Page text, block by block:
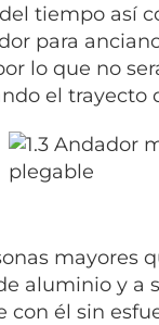
tiempo así
para
lo que no
el trayecto
mayores
aluminio y
él sin